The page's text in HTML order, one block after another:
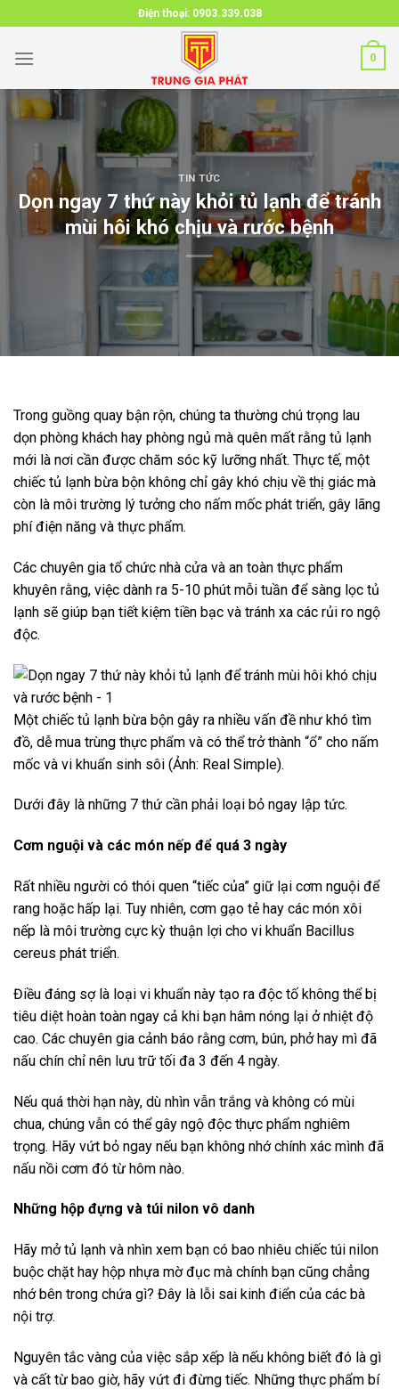
to
content
Điện thoại: 0903.339.038
0
TIN TỨC
Dọn ngay 7 thứ này khỏi tủ lạnh để tránh
mùi hôi khó chịu và rước bệnh
Trong guồng quay bận rộn, chúng ta thường chú trọng lau
dọn phòng khách hay phòng ngủ mà quên mất rằng tủ lạnh
mới là nơi cần được chăm sóc kỹ lưỡng nhất. Thực tế, một
chiếc tủ lạnh bừa bộn không chỉ gây khó chịu về thị giác mà
còn là môi trường lý tưởng cho nấm mốc phát triển, gây lãng
phí điện năng và thực phẩm.
Các chuyên gia tổ chức nhà cửa và an toàn thực phẩm
khuyên rằng, việc dành ra 5-10 phút mỗi tuần để sàng lọc tủ
lạnh sẽ giúp bạn tiết kiệm tiền bạc và tránh xa các rủi ro ngộ
độc.
Một chiếc tủ lạnh bừa bộn gây ra nhiều vấn đề như khó tìm
đồ, dễ mua trùng thực phẩm và có thể trở thành “ổ” cho nấm
mốc và vi khuẩn sinh sôi (Ảnh: Real Simple).
Dưới đây là những 7 thứ cần phải loại bỏ ngay lập tức.
Cơm nguội và các món nếp để quá 3 ngày
Rất nhiều người có thói quen “tiếc của” giữ lại cơm nguội để
rang hoặc hấp lại. Tuy nhiên, cơm gạo tẻ hay các món xôi
nếp là môi trường cực kỳ thuận lợi cho vi khuẩn Bacillus
cereus phát triển.
Điều đáng sợ là loại vi khuẩn này tạo ra độc tố không thể bị
tiêu diệt hoàn toàn ngay cả khi bạn hâm nóng lại ở nhiệt độ
cao. Các chuyên gia cảnh báo rằng cơm, bún, phở hay mì đã
nấu chín chỉ nên lưu trữ tối đa 3 đến 4 ngày.
Nếu quá thời hạn này, dù nhìn vẫn trắng và không có mùi
chua, chúng vẫn có thể gây ngộ độc thực phẩm nghiêm
trọng. Hãy vứt bỏ ngay nếu bạn không nhớ chính xác mình đã
nấu nồi cơm đó từ hôm nào.
Những hộp đựng và túi nilon vô danh
Hãy mở tủ lạnh và nhìn xem bạn có bao nhiêu chiếc túi nilon
buộc chặt hay hộp nhựa mờ đục mà chính bạn cũng chẳng
nhớ bên trong chứa gì? Đây là lỗi sai kinh điển của các bà
nội trợ.
Nguyên tắc vàng của việc sắp xếp là nếu không biết đó là gì
và cất từ bao giờ, hãy vứt đi đừng tiếc. Những thực phẩm bí